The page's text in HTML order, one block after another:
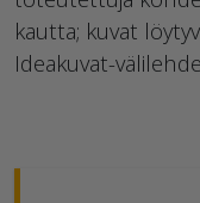
kautta; kuvat
Ideakuvat-